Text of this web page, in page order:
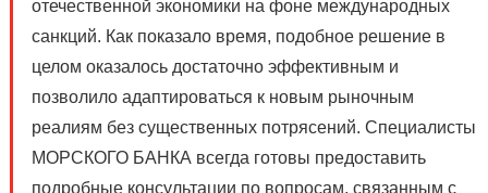
отечественной экономики на фоне международных
санкций. Как показало время, подобное решение в
целом оказалось достаточно эффективным и
позволило адаптироваться к новым рыночным
реалиям без существенных потрясений. Специалисты
МОРСКОГО БАНКА всегда готовы предоставить
подробные консультации по вопросам, связанным с